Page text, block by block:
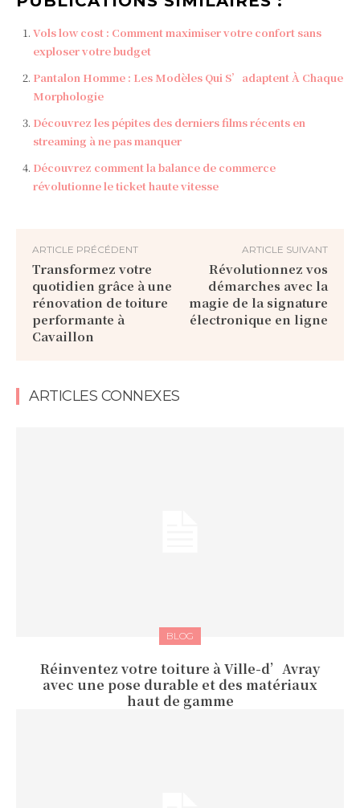
Vols low cost : Comment maximiser votre confort sans
exploser votre budget
Pantalon Homme : Les Modèles Qui S’adaptent À Chaque
Morphologie
Découvrez les pépites des derniers films récents en
streaming à ne pas manquer
Découvrez comment la balance de commerce
révolutionne le ticket haute vitesse
ARTICLE PRÉCÉDENT
Transformez votre
quotidien grâce à une
rénovation de toiture
performante à
Cavaillon
ARTICLE SUIVANT
Révolutionnez vos
démarches avec la
magie de la signature
électronique en ligne
ARTICLES CONNEXES
BLOG
Réinventez votre toiture à Ville-d’Avray
avec une pose durable et des matériaux
haut de gamme